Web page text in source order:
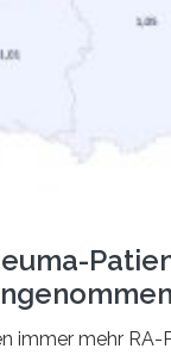
immer mehr RA-